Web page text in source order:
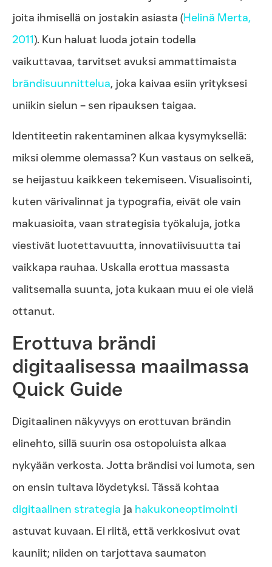
joita ihmisellä on jostakin asiasta (Helinä Merta,
2011). Kun haluat luoda jotain todella
vaikuttavaa, tarvitset avuksi ammattimaista
brändisuunnittelua, joka kaivaa esiin yrityksesi
uniikin sielun – sen ripauksen taigaa.
Identiteetin rakentaminen alkaa kysymyksellä:
miksi olemme olemassa? Kun vastaus on selkeä,
se heijastuu kaikkeen tekemiseen. Visualisointi,
kuten värivalinnat ja typografia, eivät ole vain
makuasioita, vaan strategisia työkaluja, jotka
viestivät luotettavuutta, innovatiivisuutta tai
vaikkapa rauhaa. Uskalla erottua massasta
valitsemalla suunta, jota kukaan muu ei ole vielä
ottanut.
Erottuva brändi
digitaalisessa maailmassa
Quick Guide
Digitaalinen näkyvyys on erottuvan brändin
elinehto, sillä suurin osa ostopoluista alkaa
nykyään verkosta. Jotta brändisi voi lumota, sen
on ensin tultava löydetyksi. Tässä kohtaa
digitaalinen strategia ja hakukoneoptimointi
astuvat kuvaan. Ei riitä, että verkkosivut ovat
kauniit; niiden on tarjottava saumaton